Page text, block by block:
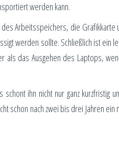
werden kann.
Arbeitsspeichers, die Grafikkarte
werden sollte. Schließlich ist ein
als das Ausgehen des Laptops,
ihn nicht nur ganz kurzfristig
schon nach zwei bis drei Jahren ein